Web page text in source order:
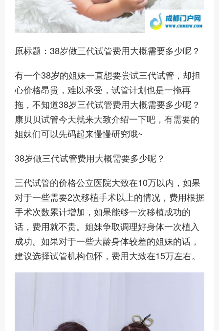
原标题：38岁做三代试管费用大概需要多少呢？
有一个38岁的姐妹一直想要尝试三代试管，却担
心价格昂贵，难以承受，试管计划也是一拖再
拖，不知道38岁三代试管费用大概需要多少呢？
康贝贝试管今天就来大致介绍一下吧，有需要的
姐妹们可以先码起来慢慢研究哦~
38岁做三代试管费用大概需要多少呢？
三代试管的价格公立医院大致在10万以内，如果
对于一些需要2次移植手术以上的情况，费用根据
手术次数累计增加，如果能够一次移植成功的
话，费用就不贵。姐妹争取调理好身体一次植入
成功。如果对于一些大龄身体较差的姐妹的话，
建议选择试管机构包怀，费用大致在15万左右。